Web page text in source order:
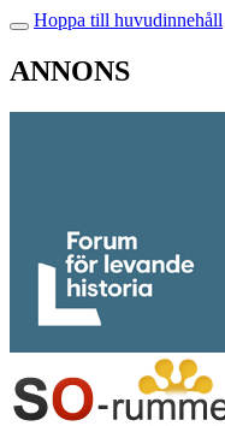
Hoppa till huvudinnehåll
ANNONS